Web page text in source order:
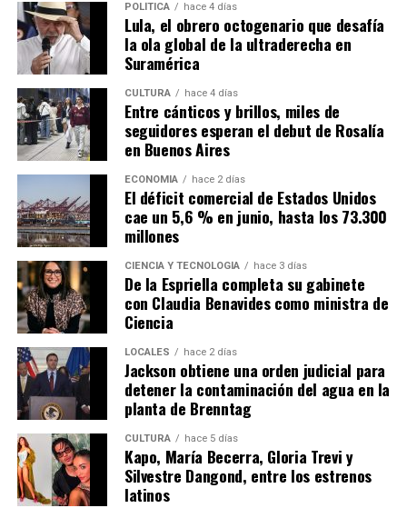
POLÍTICA hace 4 días
Lula, el obrero octogenario que desafía
la ola global de la ultraderecha en
Suramérica
CULTURA hace 4 días
Entre cánticos y brillos, miles de
seguidores esperan el debut de Rosalía
en Buenos Aires
ECONOMÍA hace 2 días
El déficit comercial de Estados Unidos
cae un 5,6 % en junio, hasta los 73.300
millones
CIENCIA Y TECNOLOGÍA hace 3 días
De la Espriella completa su gabinete
con Claudia Benavides como ministra de
Ciencia
LOCALES hace 2 días
Jackson obtiene una orden judicial para
detener la contaminación del agua en la
planta de Brenntag
CULTURA hace 5 días
Kapo, María Becerra, Gloria Trevi y
Silvestre Dangond, entre los estrenos
latinos